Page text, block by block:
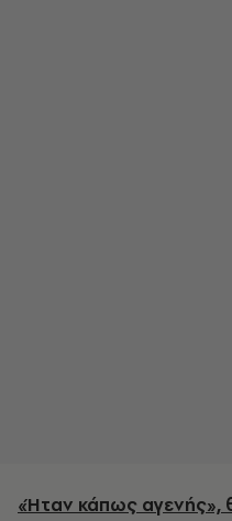
«Ήταν κάπως αγενής»,